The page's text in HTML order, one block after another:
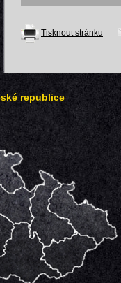
Tisknout stránku
republice